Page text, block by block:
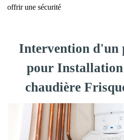
offrir une sécurité
Intervention d'un
pour Installation
chaudière